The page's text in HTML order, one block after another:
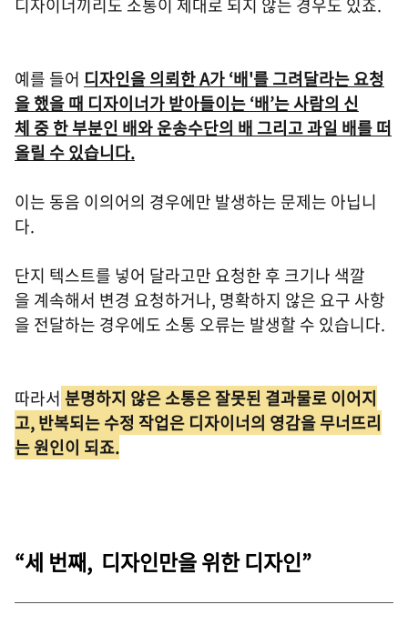
디자이너끼리도 소통이 제대로 되지 않는 경우도 있죠.
예를 들어 디자인을 의뢰한 A가 ‘배'를 그려달라는 요청
을 했을 때 디자이너가 받아들이는 ‘배’는 사람의 신
체 중 한 부분인 배와 운송수단의 배 그리고 과일 배를 떠
올릴 수 있습니다.
이는 동음 이의어의 경우에만 발생하는 문제는 아닙니
다.
단지 텍스트를 넣어 달라고만 요청한 후 크기나 색깔
을 계속해서 변경 요청하거나, 명확하지 않은 요구 사항
을 전달하는 경우에도 소통 오류는 발생할 수 있습니다.
따라서 분명하지 않은 소통은 잘못된 결과물로 이어지
고, 반복되는 수정 작업은 디자이너의 영감을 무너뜨리
는 원인이 되죠.
“세 번째, 디자인만을 위한 디자인”